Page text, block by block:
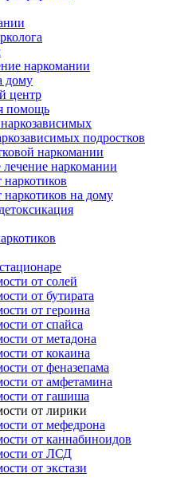
наркомании
дому
центр
помощь
подростков
наркомании
наркомании
наркотиков
наркотиков на дому
от солей
от бутирата
от героина
от спайса
от метадона
от кокаина
от феназепама
от амфетамина
от гашиша
от лирики
от мефедрона
от каннабиноидов
от ЛСД
от экстази